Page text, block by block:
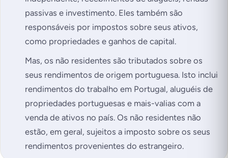
passivas e investimento. Eles também são
responsáveis por impostos sobre seus ativos,
como propriedades e ganhos de capital.
Mas, os não residentes são tributados sobre os
seus rendimentos de origem portuguesa. Isto inclui
rendimentos do trabalho em Portugal, aluguéis de
propriedades portuguesas e mais-valias com a
venda de ativos no país. Os não residentes não
estão, em geral, sujeitos a imposto sobre os seus
rendimentos provenientes do estrangeiro.